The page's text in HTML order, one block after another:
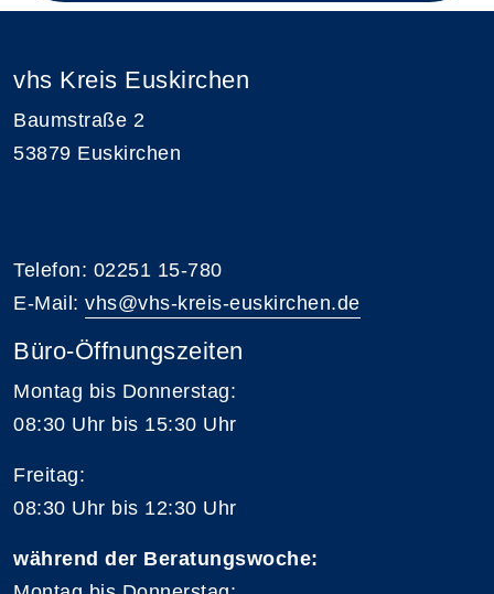
vhs Kreis Euskirchen
Baumstraße 2
53879 Euskirchen
Telefon: 02251 15-780
E-Mail: vhs@vhs-kreis-euskirchen.de
Büro-Öffnungszeiten
Montag bis Donnerstag:
08:30 Uhr bis 15:30 Uhr
Freitag:
08:30 Uhr bis 12:30 Uhr
während der Beratungswoche: